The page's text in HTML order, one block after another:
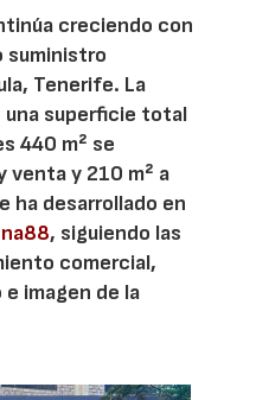
creciendo con
suministro
Tenerife. La
superficie total
440 m² se
venta y 210 m² a
ha desarrollado en
, siguiendo las
comercial,
imagen de la